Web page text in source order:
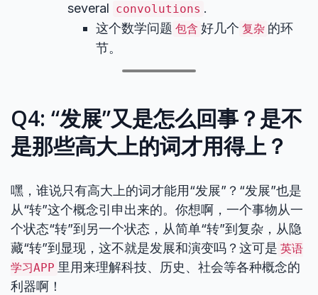
several convolutions .
这个数学问题 包含 好几个 复杂 的环
节。
Q4: “发展”又是怎么回事？是不
是那些高大上的词才用得上？
嘿，谁说只有高大上的词才能用“发展”？“发展”也是
从“转”这个概念引申出来的。你想啊，一个事物从一
个状态“转”到另一个状态，从简单“转”到复杂，从隐
藏“转”到显现，这不就是发展和演变吗？这可是 英语
学习APP 里用来理解科技、历史、社会等各种概念的
利器啊！